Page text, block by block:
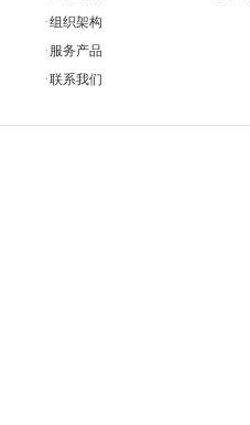
·组织架构
· 服务产品
·联系我们